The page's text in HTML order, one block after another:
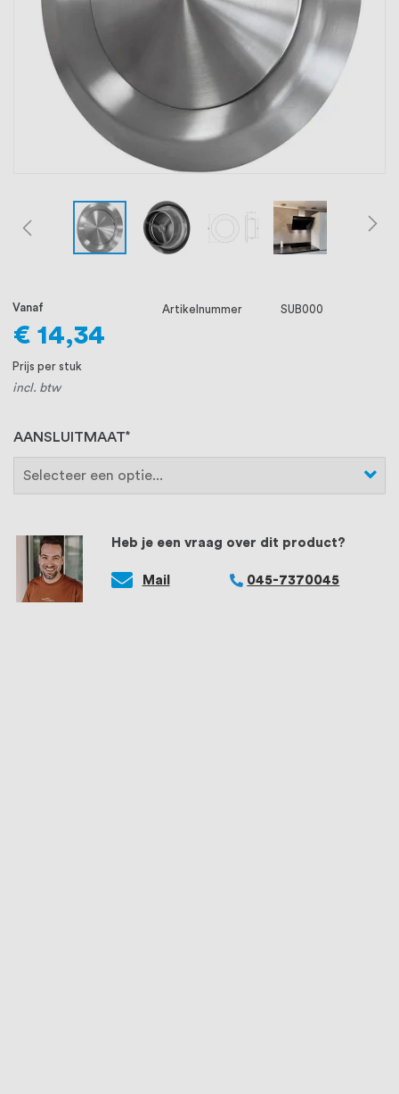
ons voorop, want we geloven dat een
goede relatie met onze klanten het
verschil maakt.
Heb je een vraag over dit product?
Mail 045-7370045
AANSLUITMAAT
Vanaf
€ 14,34
Prijs per stuk
incl. btw
Artikelnummer SUB000